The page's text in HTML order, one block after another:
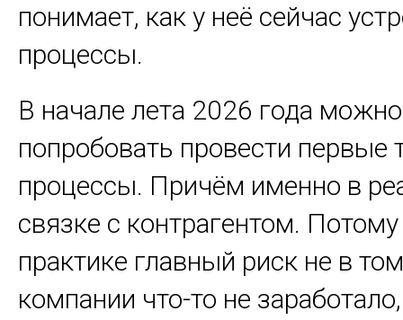
понимает, как у неё сейчас
процессы.
В начале лета 2026 года можно
попробовать провести первые
процессы. Причём именно в
связке с контрагентом.
практике главный риск не в
компании что-то не